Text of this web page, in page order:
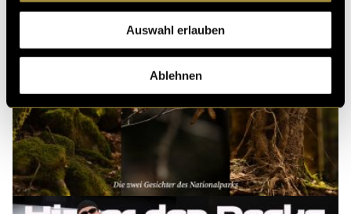
Auswahl erlauben
Ablehnen